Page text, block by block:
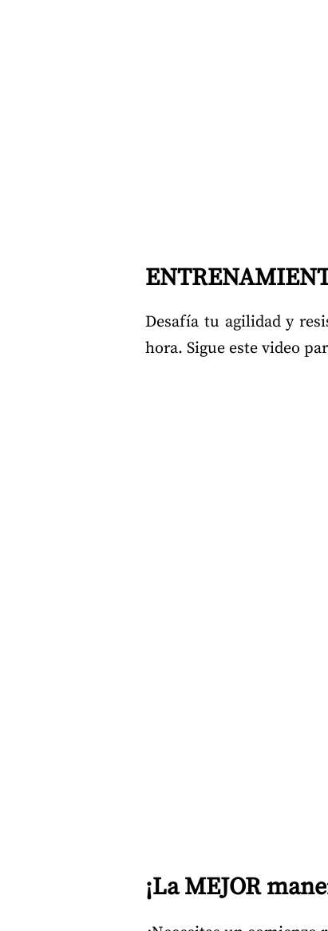
Desafía tu agilidad y
hora. Sigue este video
¡La MEJOR